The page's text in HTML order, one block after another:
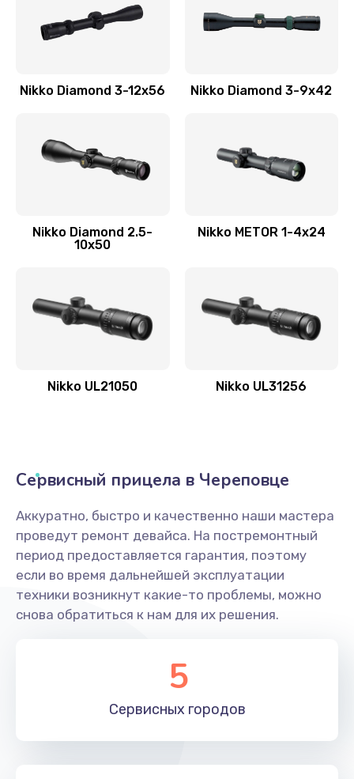
Nikko Diamond 3-12x56 Nikko Diamond 3-9x42
Nikko Diamond 2.5-
10x50
Nikko METOR 1-4x24
Nikko UL21050 Nikko UL31256
Сервисный прицела в Череповце
Аккуратно, быстро и качественно наши мастера
проведут ремонт девайса. На постремонтный
период предоставляется гарантия, поэтому
если во время дальнейшей эксплуатации
техники возникнут какие-то проблемы, можно
снова обратиться к нам для их решения.
5
Сервисных городов